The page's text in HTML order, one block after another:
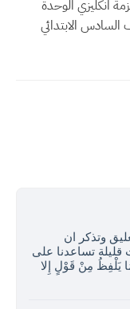
انكليزي الوحدة
السادس الابتدائي
وتذكر ان
قليلة تساعدنا على
يَلْفِظُ مِنْ قَوْلٍ إِلا